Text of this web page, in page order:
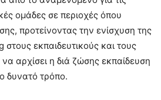
ομάδες σε περιοχές όπου
προτείνοντας την ενίσχυση της
στους εκπαιδευτικούς και τους
αρχίσει η διά ζώσης εκπαίδευση
δυνατό τρόπο.